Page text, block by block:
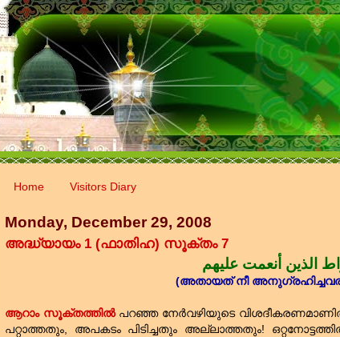
Home Visitors Diary
Monday, December 29, 2008
അദ്ധ്യായം 1 (ഫാതിഹ) സൂക്തം 7
الذين أنعمت عليهم
(അതായത്‌ നീ
ആറാം സൂക്തത്തില്‍ പറഞ്ഞ നേര്‍വഴിയുടെ
പറ്റാത്തതും, അപകടം പിടിച്ചതും അല്ലാത്തതും!